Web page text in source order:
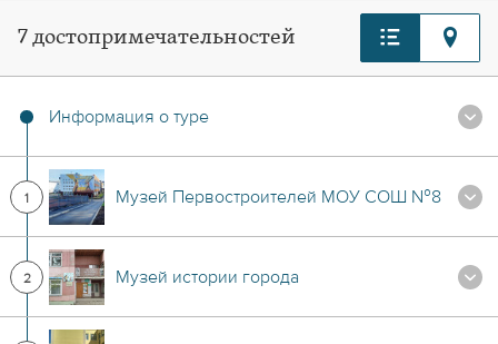
7 достопримечательностей
Информация о туре
1 Музей Первостроителей МОУ СОШ №8
2 Музей истории города